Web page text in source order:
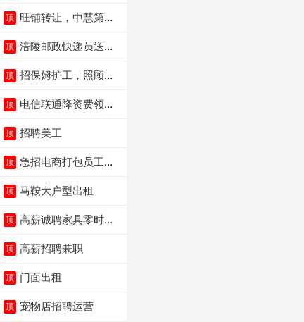
顶 旺铺转让，中慧第一
顶 涪陵邮政快递员送货
顶 招保姆护工，照顾病
顶 电信联通降资费领价
顶 招聘美工
顶 急招电商打包员工作
顶 马鞍大户型出租
顶 高薪诚聘家具零时促
顶 高薪招聘兼职
顶 门面出租
顶 宠物店招聘运营